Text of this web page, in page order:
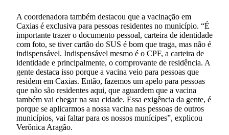
A coordenadora também destacou que a vacinação em
Caxias é exclusiva para pessoas residentes no município. “É
importante trazer o documento pessoal, carteira de identidade
com foto, se tiver cartão do SUS é bom que traga, mas não é
indispensável. Indispensável mesmo é o CPF, a carteira de
identidade e principalmente, o comprovante de residência. A
gente destaca isso porque a vacina veio para pessoas que
residem em Caxias. Então, fazemos um apelo para pessoas
que não são residentes aqui, que aguardem que a vacina
também vai chegar na sua cidade. Essa exigência da gente, é
porque se aplicarmos a nossa vacina nas pessoas de outros
municípios, vai faltar para os nossos munícipes”, explicou
Verônica Aragão.